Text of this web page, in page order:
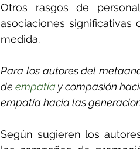
Otros rasgos de
asociaciones
medida.
Para los autores del
de empatía y compasión
empatía hacia las
Según sugieren los